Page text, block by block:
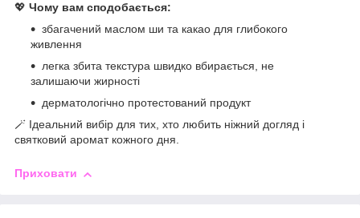
💖 Чому вам сподобається:
збагачений маслом ши та какао для глибокого
живлення
легка збита текстура швидко вбирається, не
залишаючи жирності
дерматологічно протестований продукт
🪄 Ідеальний вибір для тих, хто любить ніжний догляд і
святковий аромат кожного дня.
Приховати